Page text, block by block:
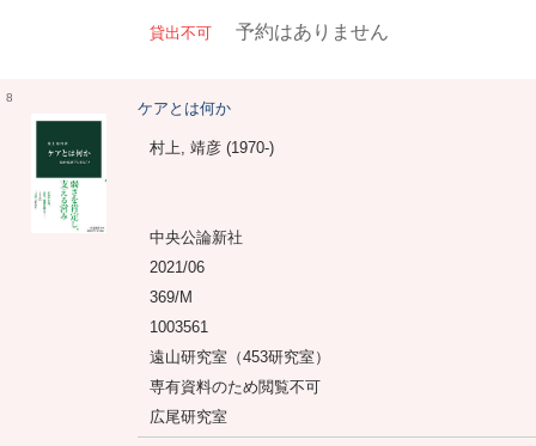
貸出不可 予約はありません
8
ケアとは何か
村上, 靖彦 (1970-)
中央公論新社
2021/06
369/M
1003561
遠山研究室（453研究室）
専有資料のため閲覧不可
広尾研究室